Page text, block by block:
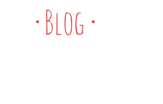
·Blog·